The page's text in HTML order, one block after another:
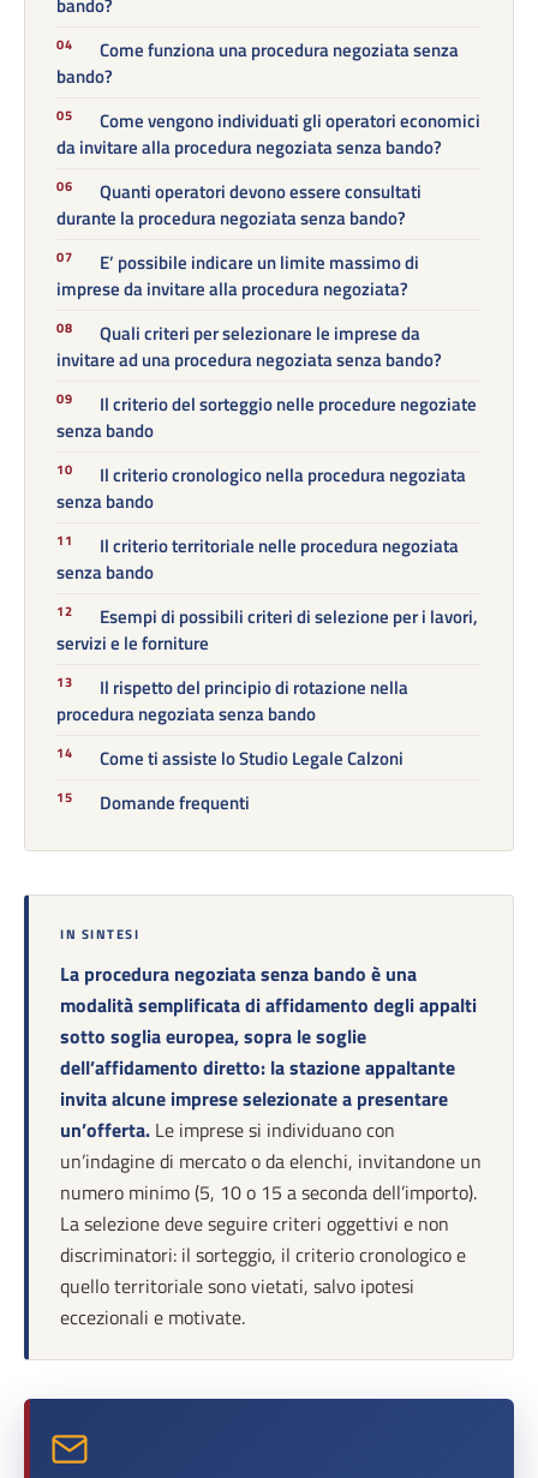
bando?
Come funziona una procedura negoziata senza
bando?
Come vengono individuati gli operatori economici
da invitare alla procedura negoziata senza bando?
Quanti operatori devono essere consultati
durante la procedura negoziata senza bando?
E’ possibile indicare un limite massimo di
imprese da invitare alla procedura negoziata?
Quali criteri per selezionare le imprese da
invitare ad una procedura negoziata senza bando?
Il criterio del sorteggio nelle procedure negoziate
senza bando
Il criterio cronologico nella procedura negoziata
senza bando
Il criterio territoriale nelle procedura negoziata
senza bando
Esempi di possibili criteri di selezione per i lavori,
servizi e le forniture
Il rispetto del principio di rotazione nella
procedura negoziata senza bando
Come ti assiste lo Studio Legale Calzoni
Domande frequenti
IN SINTESI
La procedura negoziata senza bando è una
modalità semplificata di affidamento degli appalti
sotto soglia europea, sopra le soglie
dell’affidamento diretto: la stazione appaltante
invita alcune imprese selezionate a presentare
un’offerta. Le imprese si individuano con
un’indagine di mercato o da elenchi, invitandone un
numero minimo (5, 10 o 15 a seconda dell’importo).
La selezione deve seguire criteri oggettivi e non
discriminatori: il sorteggio, il criterio cronologico e
quello territoriale sono vietati, salvo ipotesi
eccezionali e motivate.